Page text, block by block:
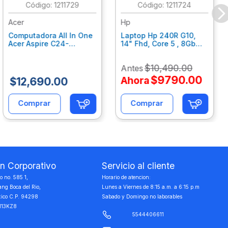
: 1211729
Acer
Computadora All In One
Acer Aspire C24-
Dq.Bmjal.002
$12,690.00
Comprar
:1211724
Hp
Laptop Hp 240R G10,
14" Fhd, Core 5 , 8Gb
Antes$10,490.00
Ahora$9790.00
Comprar
Corporativo
no. 585 1,
Boca del Rio,
C.P. 94298
Servicio al cliente
Horario de atencion:
Lunes a Viernes de 8:15 a.m. a 6:15 p.m
Sabado y Domingo no laborables
5544406611